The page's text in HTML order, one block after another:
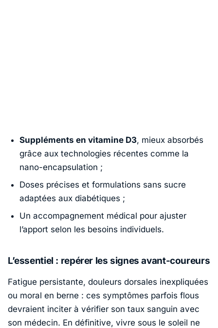
Suppléments en vitamine D3, mieux absorbés
grâce aux technologies récentes comme la
nano-encapsulation ;
Doses précises et formulations sans sucre
adaptées aux diabétiques ;
Un accompagnement médical pour ajuster
l’apport selon les besoins individuels.
L’essentiel : repérer les signes avant-coureurs
Fatigue persistante, douleurs dorsales inexpliquées
ou moral en berne : ces symptômes parfois flous
devraient inciter à vérifier son taux sanguin avec
son médecin. En définitive, vivre sous le soleil ne